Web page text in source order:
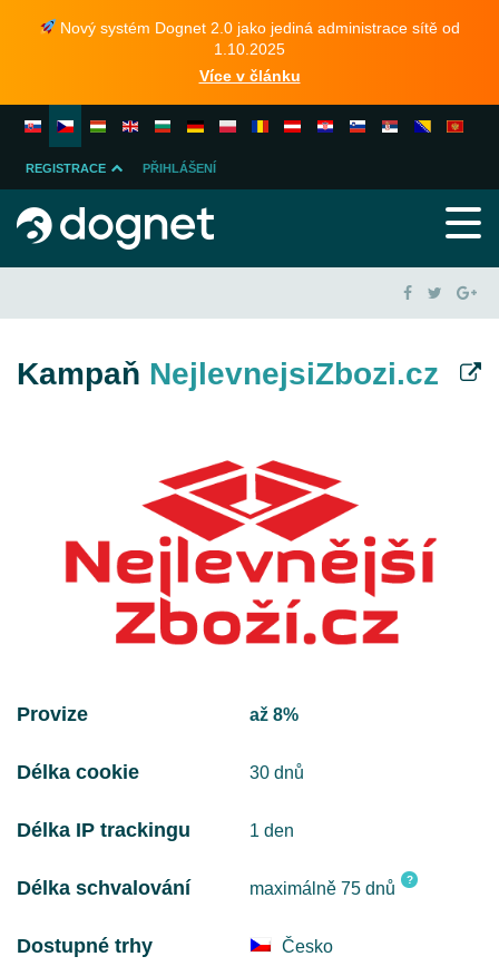
Nový systém Dognet 2.0 jako jediná administrace sítě od
1.10.2025
Více v článku
REGISTRACE
INZERENTA
PŘIHLÁŠENÍ
Kampaň NejlevnejsiZbozi.cz
Provize až 8%
Délka cookie 30 dnů
Délka IP trackingu 1 den
Délka schvalování maximálně 75 dnů ?
Dostupné trhy Česko